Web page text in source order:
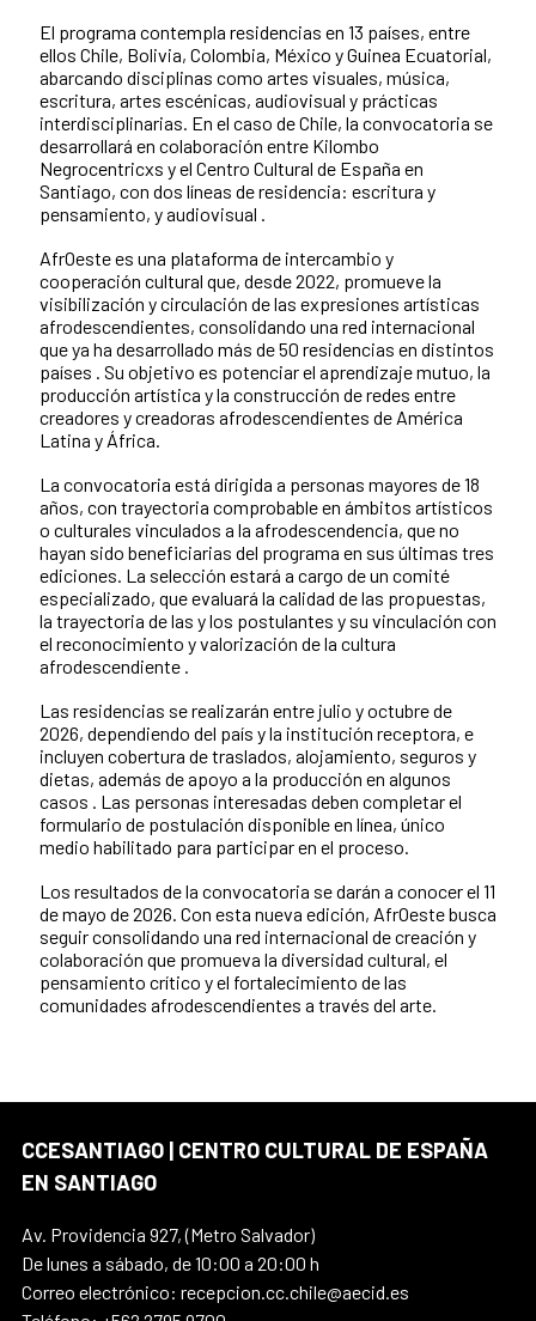
El programa contempla residencias en 13 países, entre
ellos Chile, Bolivia, Colombia, México y Guinea Ecuatorial,
abarcando disciplinas como artes visuales, música,
escritura, artes escénicas, audiovisual y prácticas
interdisciplinarias. En el caso de Chile, la convocatoria se
desarrollará en colaboración entre Kilombo
Negrocentricxs y el Centro Cultural de España en
Santiago, con dos líneas de residencia: escritura y
pensamiento, y audiovisual .
AfrOeste es una plataforma de intercambio y
cooperación cultural que, desde 2022, promueve la
visibilización y circulación de las expresiones artísticas
afrodescendientes, consolidando una red internacional
que ya ha desarrollado más de 50 residencias en distintos
países . Su objetivo es potenciar el aprendizaje mutuo, la
producción artística y la construcción de redes entre
creadores y creadoras afrodescendientes de América
Latina y África.
La convocatoria está dirigida a personas mayores de 18
años, con trayectoria comprobable en ámbitos artísticos
o culturales vinculados a la afrodescendencia, que no
hayan sido beneficiarias del programa en sus últimas tres
ediciones. La selección estará a cargo de un comité
especializado, que evaluará la calidad de las propuestas,
la trayectoria de las y los postulantes y su vinculación con
el reconocimiento y valorización de la cultura
afrodescendiente .
Las residencias se realizarán entre julio y octubre de
2026, dependiendo del país y la institución receptora, e
incluyen cobertura de traslados, alojamiento, seguros y
dietas, además de apoyo a la producción en algunos
casos . Las personas interesadas deben completar el
formulario de postulación disponible en línea, único
medio habilitado para participar en el proceso.
Los resultados de la convocatoria se darán a conocer el 11
de mayo de 2026. Con esta nueva edición, AfrOeste busca
seguir consolidando una red internacional de creación y
colaboración que promueva la diversidad cultural, el
pensamiento crítico y el fortalecimiento de las
comunidades afrodescendientes a través del arte.
CCESANTIAGO | CENTRO CULTURAL DE ESPAÑA
EN SANTIAGO
Av. Providencia 927, (Metro Salvador)
De lunes a sábado, de 10:00 a 20:00 h
Correo electrónico: recepcion.cc.chile@aecid.es